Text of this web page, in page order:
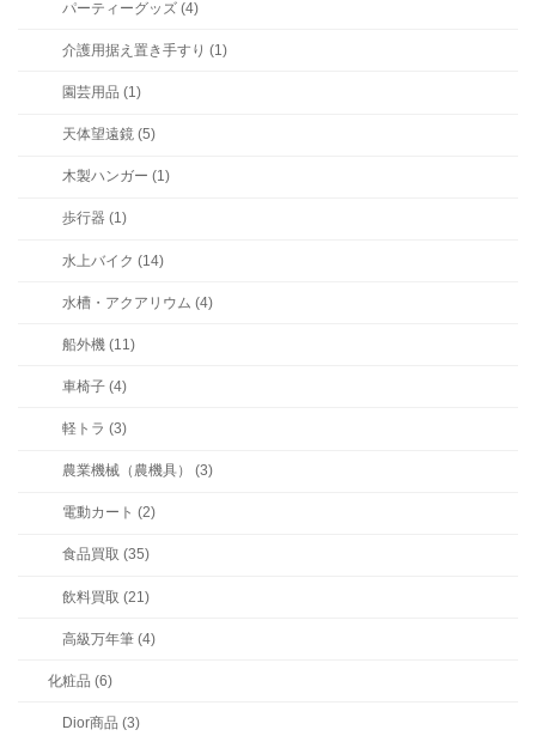
パーティーグッズ (4)
介護用据え置き手すり (1)
園芸用品 (1)
天体望遠鏡 (5)
木製ハンガー (1)
歩行器 (1)
水上バイク (14)
水槽・アクアリウム (4)
船外機 (11)
車椅子 (4)
軽トラ (3)
農業機械（農機具） (3)
電動カート (2)
食品買取 (35)
飲料買取 (21)
高級万年筆 (4)
化粧品 (6)
Dior商品 (3)